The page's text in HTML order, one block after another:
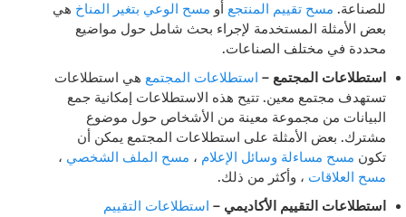
للصناعة. مسح تقييم المنتجع أو مسح الوعي بتغير المناخ هي
بعض الأمثلة المستخدمة لإجراء بحث شامل حول مواضيع
محددة في مختلف الصناعات.
استطلاعات المجتمع – استطلاعات المجتمع هي استطلاعات
تستهدف مجتمع معين. تتيح هذه الاستطلاعات إمكانية جمع
البيانات من مجموعة معينة من الأشخاص حول موضوع
مشترك. بعض الأمثلة على استطلاعات المجتمع يمكن أن
تكون مسح مساءلة وسائل الإعلام ، مسح الملف الشخصي ،
مسح العلاقات ، وأكثر من ذلك.
استطلاعات التقييم الأكاديمي – استطلاعات التقييم